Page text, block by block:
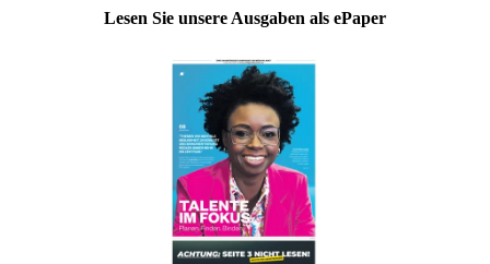
Lesen Sie unsere Ausgaben als ePaper